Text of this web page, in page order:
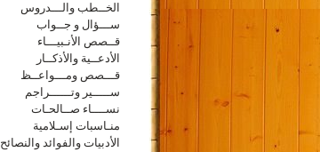
الخــطب والـــدروس
ســـؤال و جــواب
قــصص الأنـبيـــاء
الأدعــية والأذكــار
قـــصص ومـــواعــظ
ســـــير وتــــــراجم
نســــاء صــالحـات
منـاسبات إسـلامية
الأدبيات والفوائد والنصائح